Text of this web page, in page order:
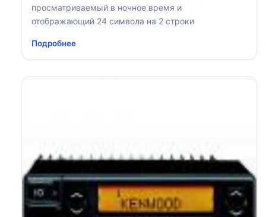
просматриваемый в ночное время и
отображающий 24 символа на 2 строки
Подробнее